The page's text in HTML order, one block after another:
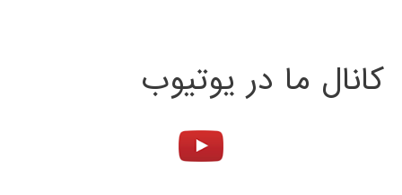
کانال ما در یوتیوب